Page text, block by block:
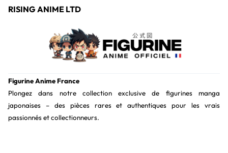
RISING ANIME LTD
Figurine Anime France
Plongez dans notre collection exclusive de figurines manga
japonaises – des pièces rares et authentiques pour les vrais
passionnés et collectionneurs.